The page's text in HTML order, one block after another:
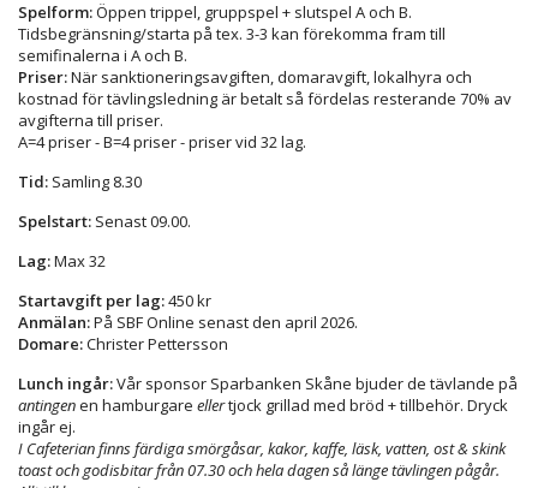
Spelform:Öppen trippel, gruppspel + slutspel A och B.
Tidsbegränsning/starta på tex. 3-3 kan förekomma fram till
semifinalerna i A och B.
Priser:När sanktioneringsavgiften, domaravgift, lokalhyra och
kostnad för tävlingsledning är betalt så fördelas resterande 70% av
avgifterna till priser.
A=4 priser - B=4 priser - priser vid 32 lag.
Tid: Samling 8.30
Spelstart: Senast 09.00.
Lag:Max 32
Startavgift per lag:450 kr
Anmälan:På SBF Online senast den april 2026.
Domare:Christer Pettersson
Lunch ingår:Vår sponsor Sparbanken Skåne bjuder de tävlande på
antingenen hamburgare ellertjock grillad med bröd + tillbehör. Dryck
ingår ej.
I Cafeterian finns färdiga smörgåsar, kakor, kaffe, läsk, vatten, ost & skink
toast och godisbitar från 07.30 och hela dagen så länge tävlingen pågår.